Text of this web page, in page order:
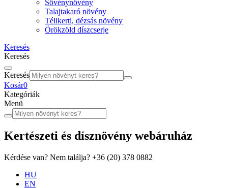
Sövénynövény
Talajtakaró növény
Télikerti, dézsás növény
Örökzöld díszcserje
Keresés
Keresés
Keresés
Kosár0
Kategóriák
Menü
Kertészeti és dísznövény webáruház
Kérdése van? Nem találja? +36 (20) 378 0882
HU
EN